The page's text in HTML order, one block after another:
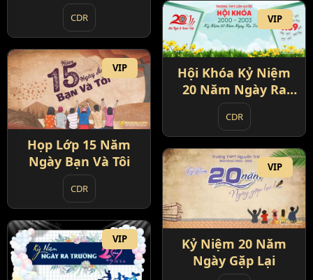
CDR VIP
Hội Khóa Kỷ Niệm
20 Năm Ngày Ra
Trường
CDR
VIP
Họp Lớp 15 Năm
Ngày Bạn Và Tôi
CDR
VIP
Kỷ Niệm 20 Năm
Ngày Gặp Lại
VIP